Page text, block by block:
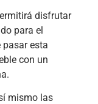
disfrutar
para el
esta
con un
mismo las